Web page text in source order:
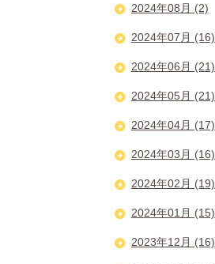
2024年08月 (2)
2024年07月 (16)
2024年06月 (21)
2024年05月 (21)
2024年04月 (17)
2024年03月 (16)
2024年02月 (19)
2024年01月 (15)
2023年12月 (16)